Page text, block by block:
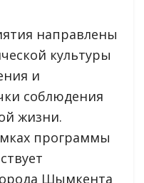
направлены
культуры
и
соблюдения
жизни.
программы
Шымкента